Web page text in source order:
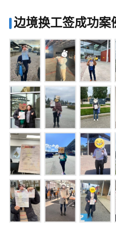
边境换工签成功案